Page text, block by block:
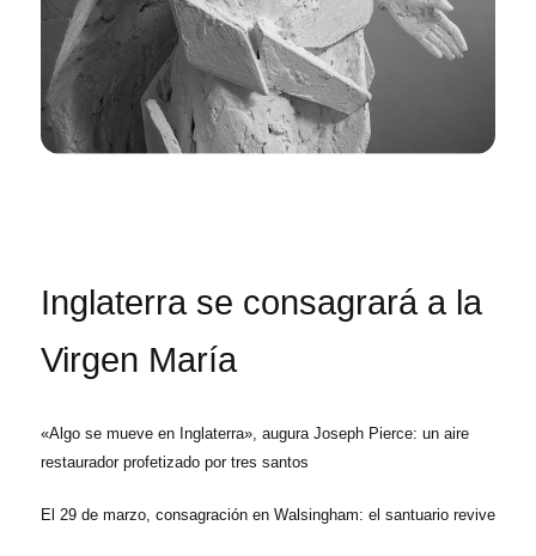
Inglaterra se consagrará a la
Virgen María
«Algo se mueve en Inglaterra», augura Joseph Pierce: un aire
restaurador profetizado por tres santos
El 29 de marzo, consagración en Walsingham: el santuario revive